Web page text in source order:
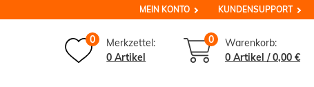
MEIN KONTO KUNDENSUPPORT
0
Merkzettel:
0 Artikel
0
Warenkorb:
0 Artikel /0,00 €